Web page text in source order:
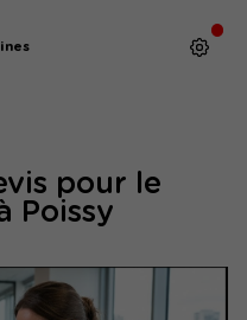
pour le
Poissy